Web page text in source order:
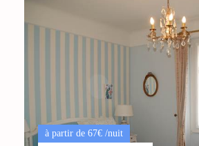
à partir de 67€ /nuit